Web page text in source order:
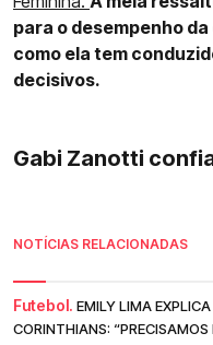
para o desempenho
como ela tem
decisivos.
Gabi Zanotti
NOTÍCIAS RELACIONADAS
Futebol. EMILY LIMA
CORINTHIANS: “PRECISAMOS